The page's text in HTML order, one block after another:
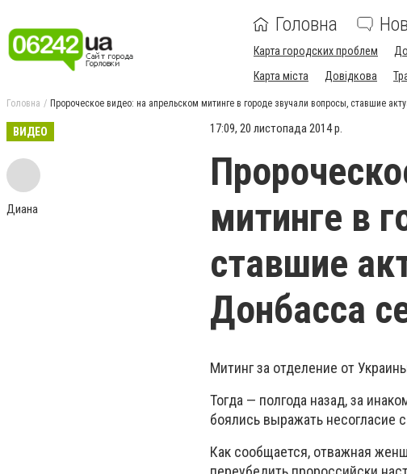
Головна
Карта городских проблем
Карта міста
Довідкова
Головна Пророческое видео: на апрельском митинге в городе звучали вопросы, ставшие
ВИДЕО
Диана
17:09, 20 листопада 2014 р.
митинге в
ставшие
Донбасса
Митинг за отделение от
Тогда — полгода назад, за
боялись выражать несогласие
Как сообщается, отважная